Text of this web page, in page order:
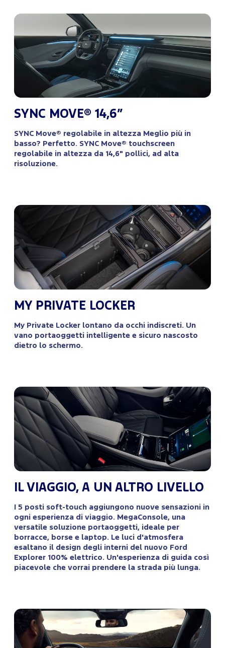
SYNC MOVE® 14,6”
SYNC Move® regolabile in altezza Meglio più in
basso? Perfetto. SYNC Move® touchscreen
regolabile in altezza da 14,6" pollici, ad alta
risoluzione.
MY PRIVATE LOCKER
My Private Locker lontano da occhi indiscreti. Un
vano portaoggetti intelligente e sicuro nascosto
dietro lo schermo.
IL VIAGGIO, A UN ALTRO LIVELLO
I 5 posti soft-touch aggiungono nuove sensazioni in
ogni esperienza di viaggio. MegaConsole, una
versatile soluzione portaoggetti, ideale per
borracce, borse e laptop. Le luci d'atmosfera
esaltano il design degli interni del nuovo Ford
Explorer 100% elettrico. Un'esperienza di guida così
piacevole che vorrai prendere la strada più lunga.